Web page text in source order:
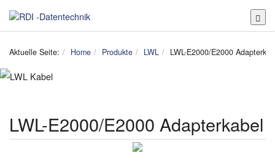
Aktuelle Seite: Home Produkte LWL LWL-E2000/E2000
LWL-E2000/E2000 Adapterkabel